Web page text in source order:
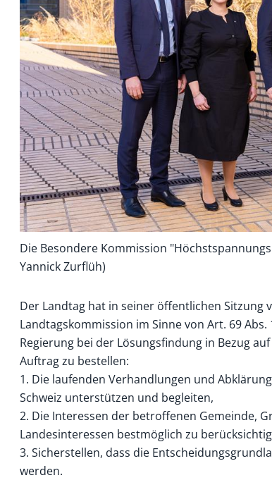
Die Besondere Kommission
Yannick Zurflüh)
Der Landtag hat in seiner öffentlichen Sitzung
Landtagskommission im Sinne von Art. 69
Regierung bei der Lösungsfin­dung in Bezug
Auftrag zu bestellen:
1. Die laufenden Verhandlungen und
Schweiz unterstützen und begleiten,
2. Die Interessen der betroffenen Gemeinde,
Landesinteressen bestmöglich zu
3. Sicherstellen, dass die
werden.